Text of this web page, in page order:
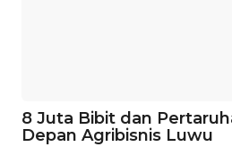
8 Juta Bibit dan
Depan Agribisnis Luwu